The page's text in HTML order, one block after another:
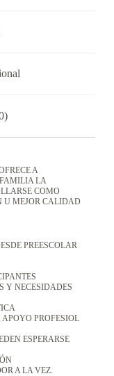
A
LA
COMO
U MEJOR CALIDAD
PREESCOLAR
Y NECESIDADES
PROFESIOL
ESPERARSE
A LA VEZ.